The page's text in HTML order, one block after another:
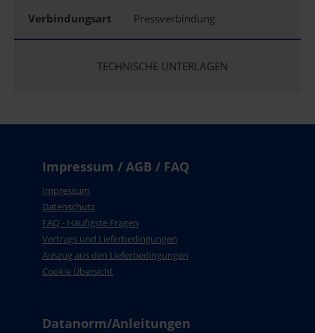
Verbindungsart Pressverbindung
TECHNISCHE UNTERLAGEN
Impressum / AGB / FAQ
Impressum
Datenschutz
FAQ - Häufigste Fragen
Vertrags und Lieferbedingungen
Auszug aus den Lieferbedingungen
Cookie Übersicht
Datanorm/Anleitungen